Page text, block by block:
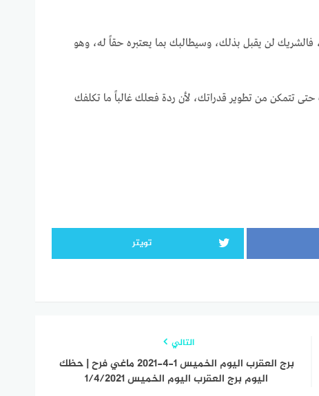
فالشريك لن يقبل بذلك، وسيطالبك بما يعتبره حقاً له، وهو
تتمكن من تطوير قدراتك، لأن ردة فعلك غالباً ما تكلفك
تويتر
التالي
برج العقرب اليوم الخميس 1-4-2021 ماغي فرح | حظك
اليوم برج العقرب اليوم الخميس 1/4/2021